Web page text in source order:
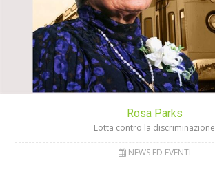
Rosa Parks
Lotta contro la discriminazione
NEWS ED EVENTI